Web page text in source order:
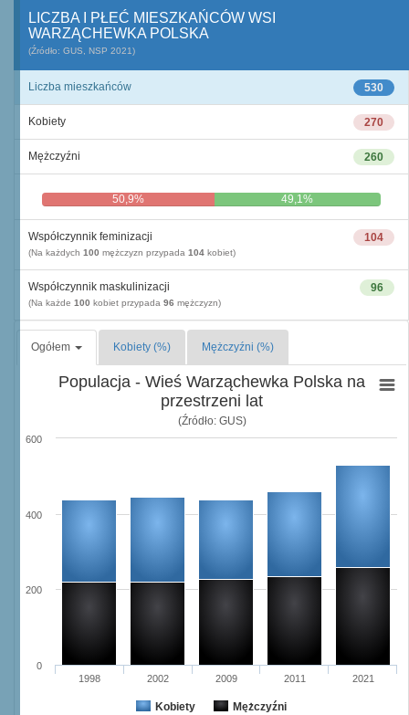
LICZBA I PŁEĆ MIESZKAŃCÓW WSI
WARZĄCHEWKA POLSKA
(Źródło: GUS, NSP 2021)
530
Liczba mieszkańców
270
Kobiety
260
Mężczyźni
50,9% 49,1%
104
Współczynnik feminizacji
(Na każdych 100 mężczyzn przypada 104 kobiet)
96
Współczynnik maskulinizacji
(Na każde 100 kobiet przypada 96 mężczyzn)
Ogółem Kobiety (%) Mężczyźni (%)
Populacja - Wieś Warząchewka Polska na
przestrzeni lat
(Źródło: GUS)
Kobiety Mężczyźni
1998 2002 2009 2011 2021
0
200
400
600